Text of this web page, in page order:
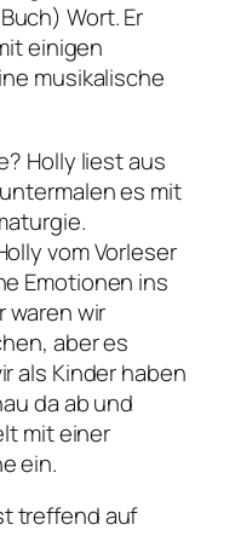
Wort. Er
einigen
musikalische
Holly liest aus
es mit
vom Vorleser
Emotionen ins
waren wir
aber es
als Kinder haben
da ab und
mit einer
ein.
treffend auf